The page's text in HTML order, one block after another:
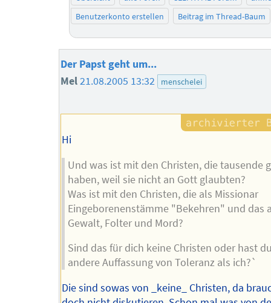
Benutzerkonto erstellen
Beitrag im Thread-Baum
Der Papst geht um...
Mel21.08.2005 13:32 menschelei
Hi
Und was ist mit den Christen, die tausende
haben, weil sie nicht an Gott glaubten?
Was ist mit den Christen, die als Missionar
Eingeborenenstämme "Bekehren" und das
Gewalt, Folter und Mord?
Sind das für dich keine Christen oder hast
andere Auffassung von Toleranz als ich?`
Die sind sowas von _keine_ Christen, da